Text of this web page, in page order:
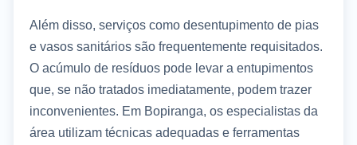
Além disso, serviços como desentupimento de pias
e vasos sanitários são frequentemente requisitados.
O acúmulo de resíduos pode levar a entupimentos
que, se não tratados imediatamente, podem trazer
inconvenientes. Em Bopiranga, os especialistas da
área utilizam técnicas adequadas e ferramentas